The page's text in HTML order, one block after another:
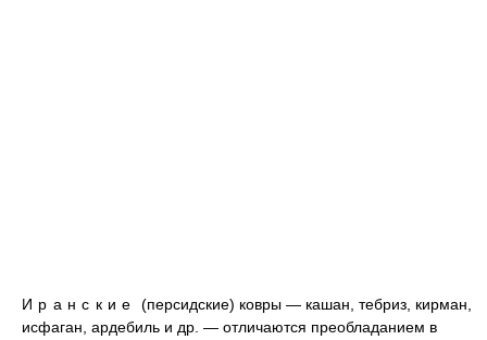
Иранские
(персидские) ковры — кашан, тебриз, кирман,
исфаган, ардебиль и др. — отличаются преобладанием в